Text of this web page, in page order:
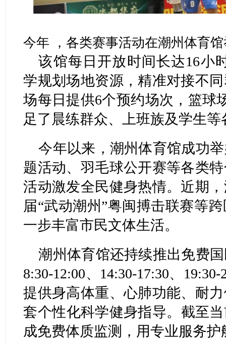
今年 ，各类赛事活动在潮州体育
该馆每日开放时间长达16小
学规划场地资源，精准对接不
场每日提供6个预约场次，篮球
足了晨练群众、上班族及学生
今年以来，潮州体育馆成功
题活动、羽毛球公开赛等各类
活动激发全民健身热情。近期
届“武动潮州”粤闽搏击联赛等
一步丰富市民文体生活。
潮州体育馆还持续推出免费
8:30-12:00、14:30-17:30、
提供身高体重、心肺功能、耐
套个性化科学健身指导。截至
成免费体质监测，用专业服务